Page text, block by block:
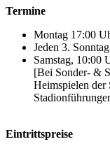
Termine
Montag 17:00
Jeden 3.
Samstag, 10:00
[Bei Sonder- &
Heimspielen der
Eintrittspreise